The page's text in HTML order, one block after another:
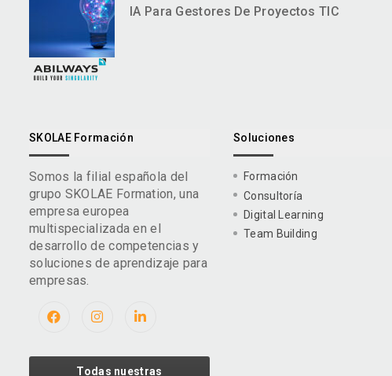
IA Para Gestores De Proyectos TIC
SKOLAE Formación
Somos la filial española del
grupo SKOLAE Formation, una
empresa europea
multispecializada en el
desarrollo de competencias y
soluciones de aprendizaje para
empresas.
Todas nuestras
Soluciones
Formación
Consultoría
Digital Learning
Team Building